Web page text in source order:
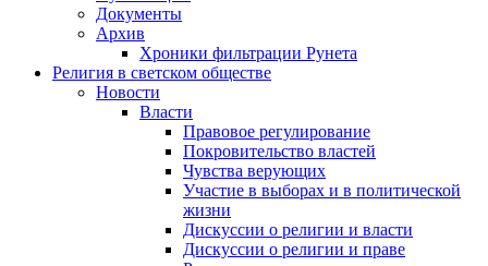
Документы
Архив
Хроники фильтрации Рунета
Религия в светском обществе
Новости
Власти
Правовое регулирование
Покровительство властей
Чувства верующих
Участие в выборах и в политической
жизни
Дискуссии о религии и власти
Дискуссии о религии и праве